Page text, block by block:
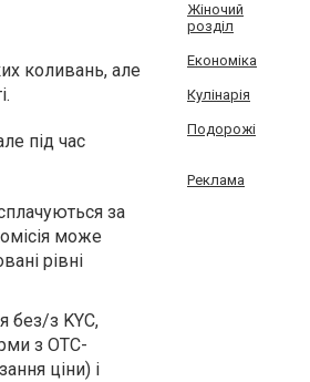
коливань, але
під час
за
може
рівні
без/з KYC,
з OTC-
ціни) і
Жіночий
розділ
Економіка
Кулінарія
Подорожі
Реклама